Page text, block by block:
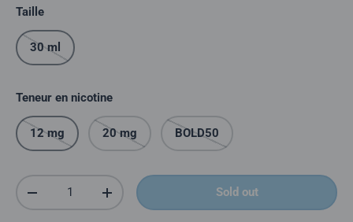
Taille
30 ml
Teneur en nicotine
12 mg 20 mg BOLD50
Quantité
Réduire la quantitéAugmenter la quantitéSold out